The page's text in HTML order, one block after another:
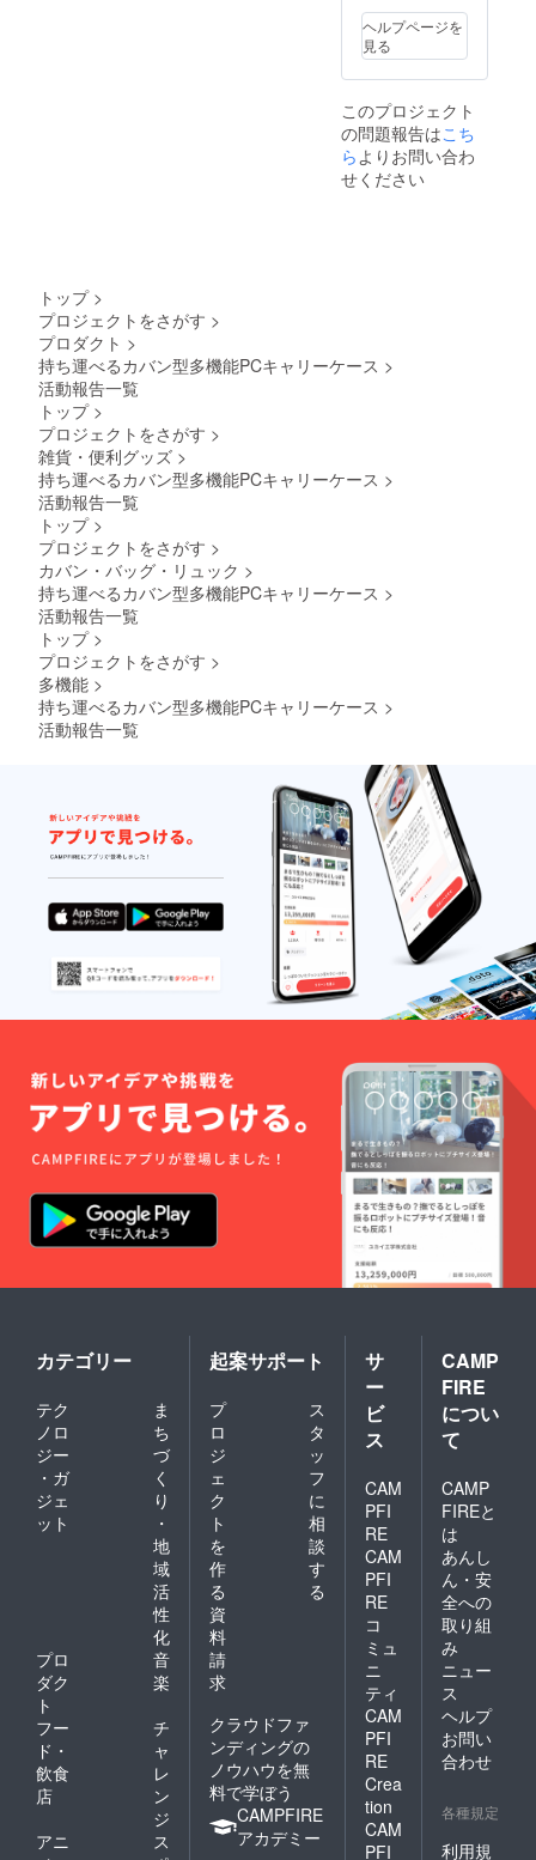
ヘルプページを
見る
このプロジェクト
の問題報告はこち
ら よりお問い合わ
せください
トップ >
プロジェクトをさがす >
プロダクト >
持ち運べるカバン型多機能PCキャリーケース >
活動報告一覧
トップ >
プロジェクトをさがす >
雑貨・便利グッズ >
持ち運べるカバン型多機能PCキャリーケース >
活動報告一覧
トップ >
プロジェクトをさがす >
カバン・バッグ・リュック >
持ち運べるカバン型多機能PCキャリーケース >
活動報告一覧
トップ >
プロジェクトをさがす >
多機能 >
持ち運べるカバン型多機能PCキャリーケース >
活動報告一覧
カテゴリー
テク
ノロ
ジー
・ガ
ジェ
ット
ま
ち
づ
く
り
・
地
域
活
性
化
プロ
ダク
ト
音
楽
フー
ド・
飲食
店
チ
ャ
レ
ン
ジ
アニ
ス
起案サポート
プ
ロ
ジ
ェ
ク
ト
を
作
る
ス
タ
ッ
フ
に
相
談
す
る
資
料
請
求
クラウドファ
ンディングの
ノウハウを無
料で学ぼう
CAMPFIRE
アカデミー
サ
ー
ビ
ス
CAM
PFI
RE
CAM
PFI
RE
コ
ミュ
ニ
ティ
CAM
PFI
RE
Crea
tion
CAM
PFI
CAMP
FIRE
につい
て
CAMP
FIREと
は
あんし
ん・安
全への
取り組
み
ニュー
ス
ヘルプ
お問い
合わせ
各種規定
利用規